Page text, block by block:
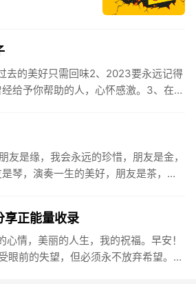
去的美好只需回味2、2023要永远记得
给予你帮助的人，心怀感激。3、在苦
友是缘，我会永远的珍惜，朋友是金，
琴，演奏一生的美好，朋友是茶，品
正能量收录
心情，美丽的人生，我的祝福。早安！
眼前的失望，但必须永不放弃希望。早